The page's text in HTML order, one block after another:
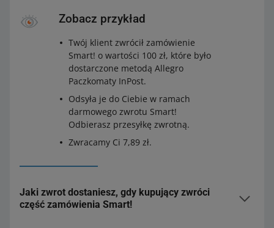
Zobacz przykład
Twój klient zwrócił zamówienie
Smart! o wartości 100 zł, które było
dostarczone metodą Allegro
Paczkomaty InPost.
Odsyła je do Ciebie w ramach
darmowego zwrotu Smart!
Odbierasz przesyłkę zwrotną.
Zwracamy Ci 7,89 zł.
Jaki zwrot dostaniesz, gdy kupujący zwróci
część zamówienia Smart!